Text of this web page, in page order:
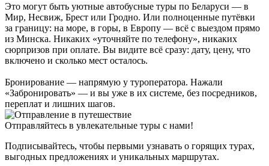
Это могут быть уютные автобусные туры по Беларуси — в
Мир, Несвиж, Брест или Гродно. Или полноценные путёвки
за границу: на море, в горы, в Европу — всё с выездом прямо
из Минска. Никаких «уточняйте по телефону», никаких
сюрпризов при оплате. Вы видите всё сразу: дату, цену, что
включено и сколько мест осталось.
Бронирование — напрямую у туроператора. Нажали
«Забронировать» — и вы уже в их системе, без посредников,
переплат и лишних шагов.
Отправляйтесь в увлекательные туры с нами!
Подписывайтесь, чтобы первыми узнавать о горящих турах,
выгодных предложениях и уникальных маршрутах.